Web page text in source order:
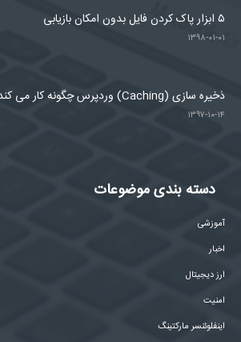
۵ ابزار پاک کردن فایل بدون امکان بازیابی
۱۳۹۸-۰۱-۰۱
ذخیره سازی (Caching) وردپرس چگونه کار می کند
۱۳۹۷-۱۰-۱۴
دسته بندی موضوعات
آموزشی
اخبار
ارز دیجیتال
امنیت
اینفلوئنسر مارکتینگ